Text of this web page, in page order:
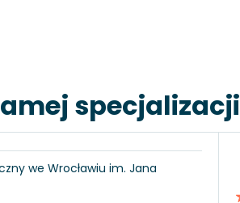
specjalizacji
we Wrocławiu im. Jana